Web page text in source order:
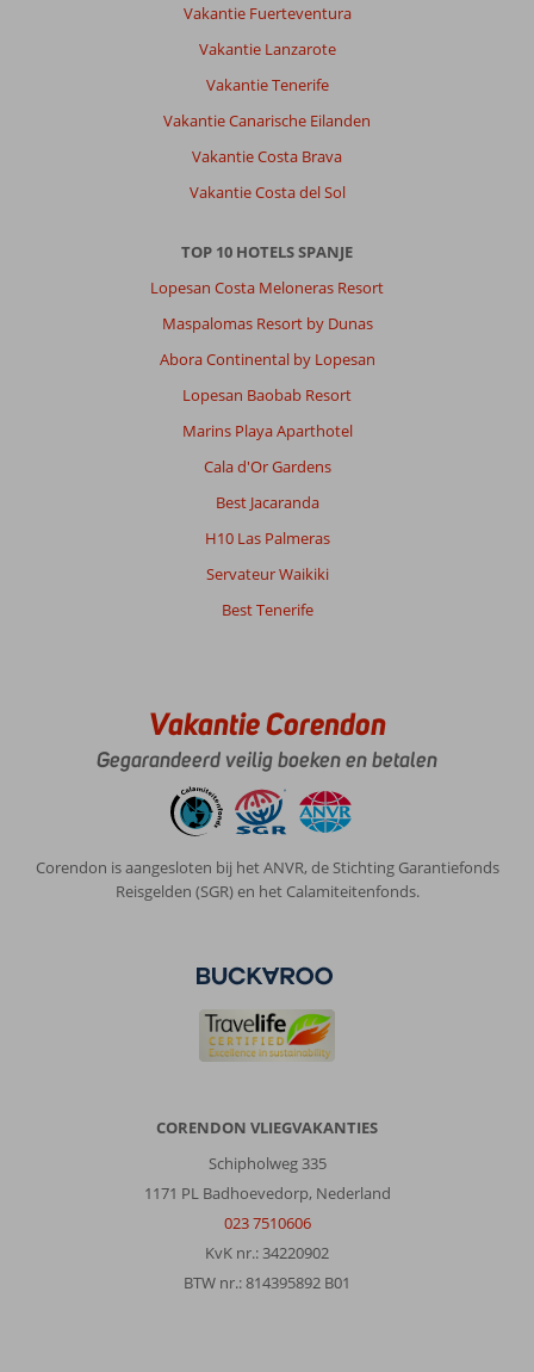
Vakantie Fuerteventura
Vakantie Lanzarote
Vakantie Tenerife
Vakantie Canarische Eilanden
Vakantie Costa Brava
Vakantie Costa del Sol
TOP 10 HOTELS SPANJE
Lopesan Costa Meloneras Resort
Maspalomas Resort by Dunas
Abora Continental by Lopesan
Lopesan Baobab Resort
Marins Playa Aparthotel
Cala d'Or Gardens
Best Jacaranda
H10 Las Palmeras
Servateur Waikiki
Best Tenerife
Vakantie Corendon
Gegarandeerd veilig boeken en betalen
Corendon is aangesloten bij het ANVR, de Stichting Garantiefonds
Reisgelden (SGR) en het Calamiteitenfonds.
CORENDON VLIEGVAKANTIES
Schipholweg 335
1171 PL Badhoevedorp, Nederland
023 7510606
KvK nr.: 34220902
BTW nr.: 814395892 B01